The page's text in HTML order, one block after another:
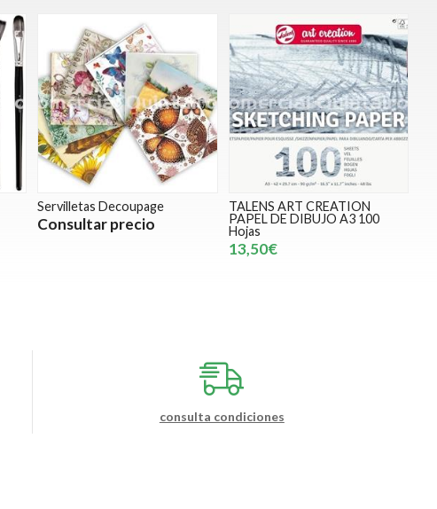
Servilletas Decoupage
Consultar precio
TALENS ART CREATION
PAPEL DE DIBUJO A3 100
Hojas
13,50€
consulta condiciones